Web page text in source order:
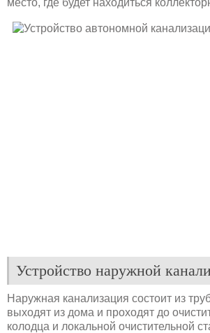
Устройство наружной
Наружная канализация состоит из
выходят из дома и проходят до
колодца и локальной очистительной